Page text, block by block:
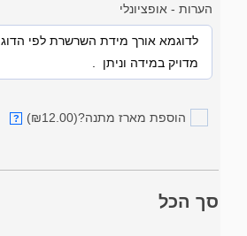
הערות - אופציונלי
הוספת מארז מתנה?(₪12.00)
?
סך הכל